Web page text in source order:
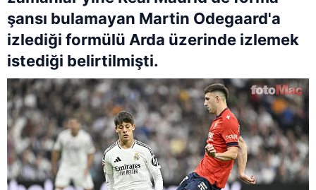
şansı bulamayan Martin Odegaard'a
izlediği formülü Arda üzerinde izlemek
istediği belirtilmişti.